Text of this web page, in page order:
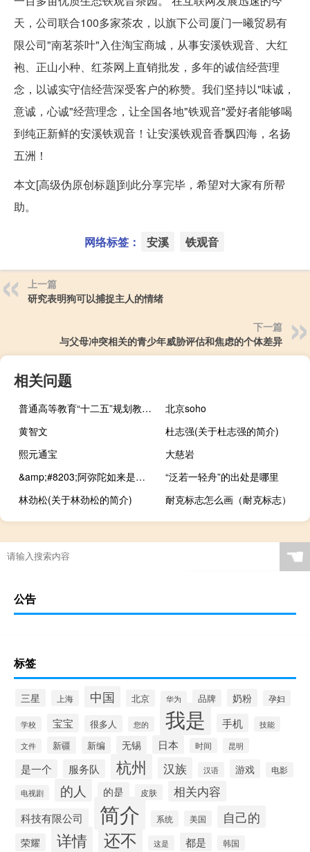
天，公司联合100多家茶农，以旗下公司厦门一曦贸易有
限公司"南茗茶叶"入住淘宝商城，从事安溪铁观音、大红
袍、正山小种、红茶网上直销批发，多年的诚信经营理
念，以诚实守信经营深受客户的称赞。我们坚持以"味诚，
意诚，心诚"经营理念，让全国各地"铁观音"爱好者能够喝
到纯正新鲜的安溪铁观音！让安溪铁观音香飘四海，名扬
五洲！
本文[高级伪原创标题]到此分享完毕，希望对大家有所帮
助。
网络标签： 安溪 铁观音
上一篇
研究表明狗可以捕捉主人的情绪
下一篇
与父母冲突相关的青少年威胁评估和焦虑的个体差异
相关问题
普通高等教育“十二五”规划教材·全国高等医学院校中医药类系列教材(关于普通高等教育“十二五”规划教材·全国高等医学院校中医药类系列教材的简介)
北京soho
黄智文
杜志强(关于杜志强的简介)
熙元通宝
大慈岩
&amp;#8203;阿弥陀如来是什么意思（代表着什么含义）
“泛若一轻舟”的出处是哪里
林劲松(关于林劲松的简介)
耐克标志怎么画（耐克标志）
☚
公告
标签
三星 上海 中国 北京 华为 品牌 奶粉 孕妇
学校 宝宝 很多人 您的 我是 手机 技能
文件 新疆 新编 无锡 日本 时间 昆明
是一个 服务队 杭州 汉族 汉语 游戏 电影
电视剧 的人 的是 皮肤 相关内容
科技有限公司 简介 系统 美国 自己的
荣耀 详情 还不 这是 都是 韩国